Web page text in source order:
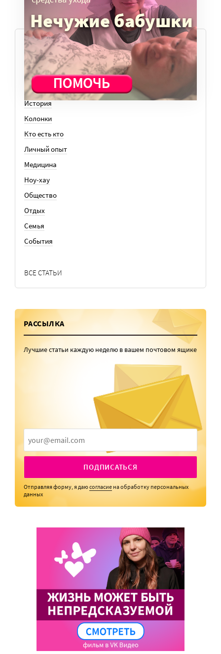
ТЕМЫ
Вера
Законы
История
Колонки
Кто есть кто
Личный опыт
Медицина
Ноу-хау
Общество
Отдых
Семья
События
ВСЕ СТАТЬИ
РАССЫЛКА
Лучшие статьи каждую неделю в вашем почтовом ящике
ПОДПИСАТЬСЯ
Отправляя форму, я даюсогласие на обработку персональных
данных